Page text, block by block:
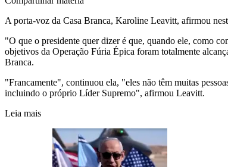
A porta-voz da Casa Branca, Karoline Leavitt, afirmou
"O que o presidente quer dizer é que, quando ele, como
objetivos da Operação Fúria Épica foram totalmente
Branca.
"Francamente", continuou ela, "eles não têm muitas
incluindo o próprio Líder Supremo", afirmou Leavitt.
Leia mais